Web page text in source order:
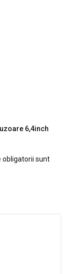
6,4inch
obligatorii sunt